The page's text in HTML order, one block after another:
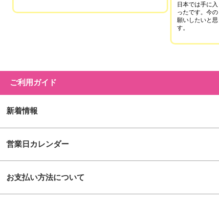
日本では手に
ったです。今
願いしたいと
す。
ご利用ガイド
新着情報
営業日カレンダー
お支払い方法について